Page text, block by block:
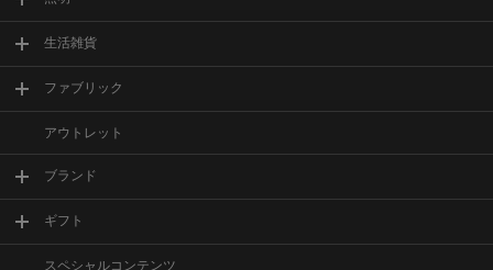
生活雑貨
ファブリック
アウトレット
ブランド
ギフト
スペシャルコンテンツ